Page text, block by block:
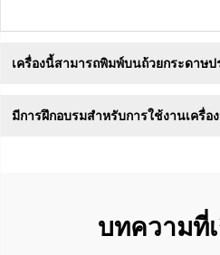
เครื่องนี้สามารถพิมพ์บนถ้วยกระดาษป
มีการฝึกอบรมสำหรับการใช้งานเครื่อ
บทความที่